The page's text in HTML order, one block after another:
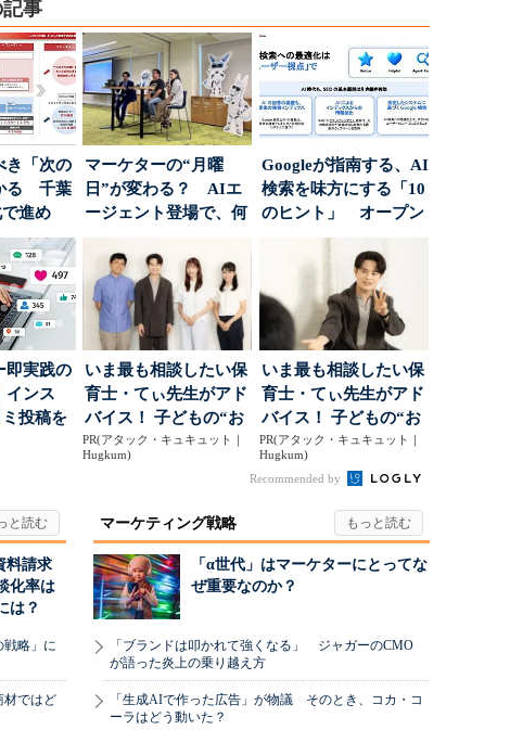
事
き「次の
る 千葉
進め
マーケターの“月曜
日”が変わる？ AIエ
ージェント登場で、何
Googleが指南する、AI
検索を味方にする「10
のヒント」 オープン
ハウスでは...
即実践の
インス
投稿を
いま最も相談したい保
育士・てぃ先生がアド
バイス！ 子どもの“お
てつだい”に、どん...
PR(アタック・キュキュット｜
Hugkum)
いま最も相談したい保
育士・てぃ先生がアド
バイス！ 子どもの“お
てつだい”に、どん...
PR(アタック・キュキュット｜
Hugkum)
Recommended by
料請求
化率は
は？
略」に
材ではど
マーケティング戦略
「α世代」はマーケターにとってな
ぜ重要なのか？
「ブランドは叩かれて強くなる」 ジャガーのCMO
が語った炎上の乗り越え方
「生成AIで作った広告」が物議 そのとき、コカ・コ
ーラはどう動いた？